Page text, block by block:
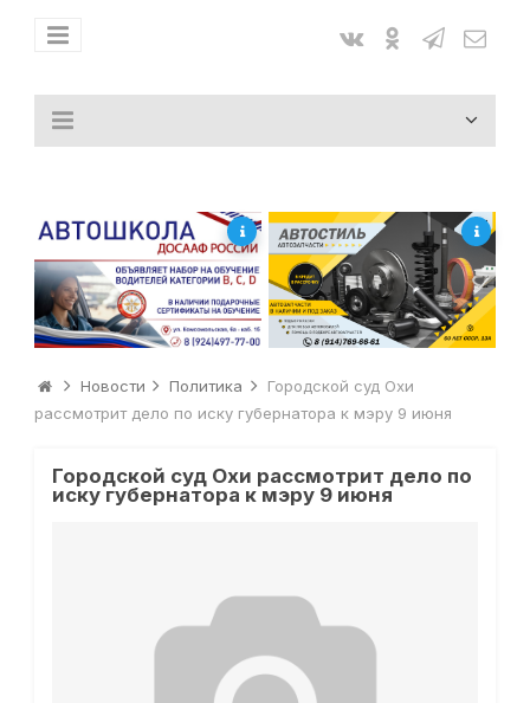
Новости Политика
Городской суд Охи
рассмотрит дело по иску губернатора к мэру 9 июня
Городской суд Охи рассмотрит дело по
иску губернатора к мэру 9 июня